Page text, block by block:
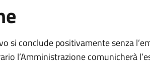
si conclude positivamente senza
l’Amministrazione comunicherà